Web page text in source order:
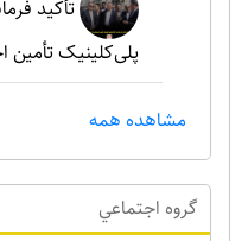
تأکید
پلی‌کلینیک تأمین
مشاهده همه
گروه اجتماعي